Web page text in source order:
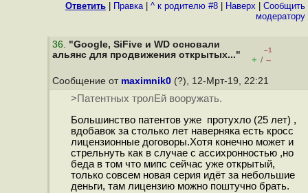
Ответить Правка| ^ к родителю #8 Наверх
Cообщить
модератору
36. "Google, SiFive и WD основали
альянс для продвижения открытых..."
–1
+ / –
Сообщение от maximnik0 (?), 12-Мрт-19, 22:21
>Патентных тролЕй вооружать.
Большинство патентов уже протухло (25 лет) ,
вдобавок за столько лет наверняка есть кросс
лицензионные договоры.Хотя конечно может и
стрельнуть как в случае с ассихронностью ,но
беда в том что мипс сейчас уже открытый,
только совсем новая серия идёт за небольшие
деньги, там лицензию можно поштучно брать.